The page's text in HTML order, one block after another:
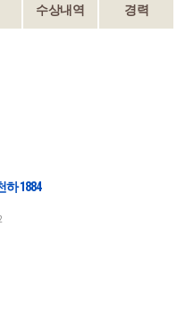
수상내역 경력
1884